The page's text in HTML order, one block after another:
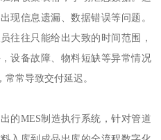
现信息遗漏、数据错误等问题。
往往只能给出大致的时间范围，
设备故障、物料短缺等异常情况
常导致交付延迟。
的MES制造执行系统，针对管道